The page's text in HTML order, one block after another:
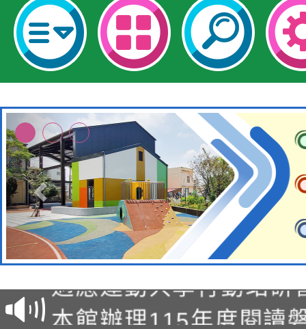
本校115學年度第2次
招)
適應運動共學行動站研
本館辦理115年度閱讀